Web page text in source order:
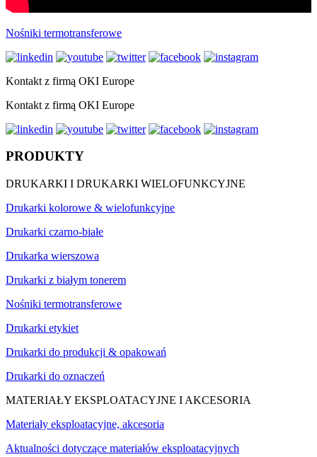
Nośniki termotransferowe
Kontakt z firmą OKI Europe
Kontakt z firmą OKI Europe
PRODUKTY
DRUKARKI I DRUKARKI WIELOFUNKCYJNE
Drukarki kolorowe & wielofunkcyjne
Drukarki czarno-białe
Drukarka wierszowa
Drukarki z białym tonerem
Nośniki termotransferowe
Drukarki etykiet
Drukarki do produkcji & opakowań
Drukarki do oznaczeń
MATERIAŁY EKSPLOATACYJNE I AKCESORIA
Materiały eksploatacyjne, akcesoria
Aktualności dotyczące materiałów eksploatacyjnych